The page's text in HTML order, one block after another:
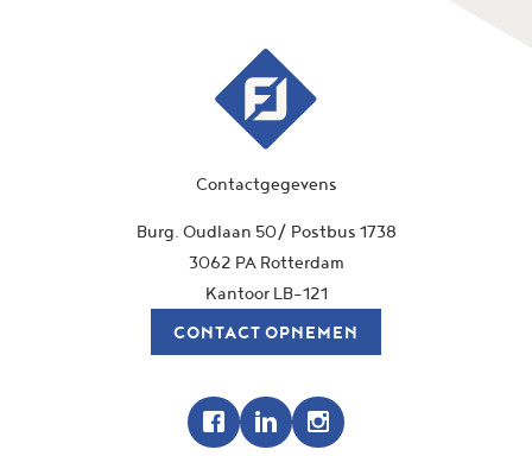
Contactgegevens
Burg. Oudlaan 50/ Postbus 1738
3062 PA Rotterdam
Kantoor LB-121
CONTACT OPNEMEN